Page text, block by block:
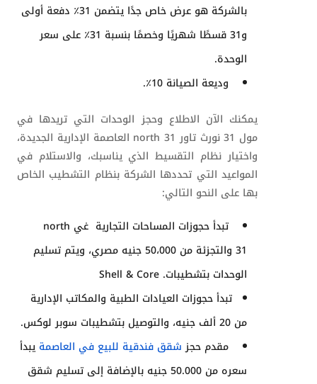
بالشركة هو عرض خاص جدًا يتضمن 31٪ دفعة أولى
و31 قسطًا شهريًا وخصمًا بنسبة 31٪ على سعر
الوحدة.
وديعة الصيانة 10٪.
يمكنك الآن الاطلاع وحجز الوحدات التي تريدها في
مول 31 نورث تاور
north 31 العاصمة الإدارية الجديدة،
واختيار نظام التقسيط الذي يناسبك، والاستلام في
المواعيد التي تحددها الشركة بنظام التشطيب الخاص
بها على النحو التالي:
تبدأ حجوزات المساحات التجارية غي north
31
والتجزئة من 50،000 جنيه مصري، ويتم تسليم
الوحدات بتشطيبات. Shell & Core
تبدأ حجوزات العيادات الطبية والمكاتب الإدارية
من 20 ألف جنيه، والتوصيل بتشطيبات سوبر لوكس.
مقدم حجزشقق فندقية للبيع في العاصمة يبدأ
سعره من 50.000 جنيه بالإضافة إلى تسليم شقق